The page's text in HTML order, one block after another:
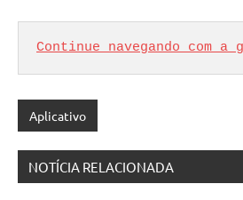
Continue navegando com a
Aplicativo
NOTÍCIA RELACIONADA